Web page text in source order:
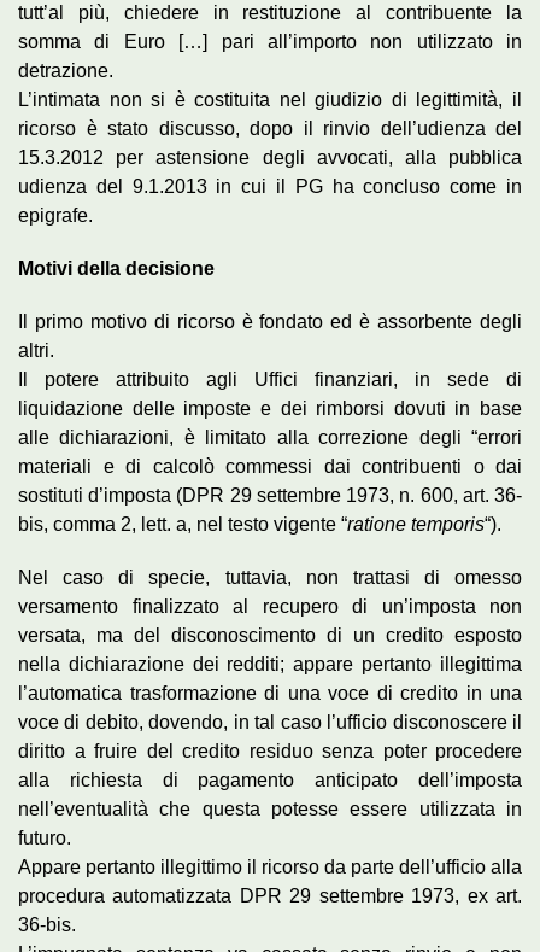
tutt’al più, chiedere in restituzione al contribuente la
somma di Euro […] pari all’importo non utilizzato in
detrazione.
L’intimata non si è costituita nel giudizio di legittimità, il
ricorso è stato discusso, dopo il rinvio dell’udienza del
15.3.2012 per astensione degli avvocati, alla pubblica
udienza del 9.1.2013 in cui il PG ha concluso come in
epigrafe.
Motivi della decisione
Il primo motivo di ricorso è fondato ed è assorbente degli
altri.
Il potere attribuito agli Uffici finanziari, in sede di
liquidazione delle imposte e dei rimborsi dovuti in base
alle dichiarazioni, è limitato alla correzione degli “errori
materiali e di calcolò commessi dai contribuenti o dai
sostituti d’imposta (DPR 29 settembre 1973, n. 600, art. 36-
bis, comma 2, lett. a, nel testo vigente “ratione temporis“).
Nel caso di specie, tuttavia, non trattasi di omesso
versamento finalizzato al recupero di un’imposta non
versata, ma del disconoscimento di un credito esposto
nella dichiarazione dei redditi; appare pertanto illegittima
l’automatica trasformazione di una voce di credito in una
voce di debito, dovendo, in tal caso l’ufficio disconoscere il
diritto a fruire del credito residuo senza poter procedere
alla richiesta di pagamento anticipato dell’imposta
nell’eventualità che questa potesse essere utilizzata in
futuro.
Appare pertanto illegittimo il ricorso da parte dell’ufficio alla
procedura automatizzata DPR 29 settembre 1973, ex art.
36-bis.